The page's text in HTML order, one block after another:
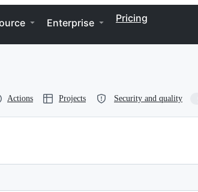
Enterprise Pricing
Actions Projects Security and quality